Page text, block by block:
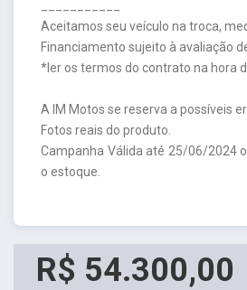
Aceitamos seu veículo na troca,
Financiamento sujeito à avaliação
*ler os termos do contrato na hora
A IM Motos se reserva a possíveis
Fotos reais do produto.
Campanha Válida até 25/06/2024
o estoque.
R$ 54.300,00